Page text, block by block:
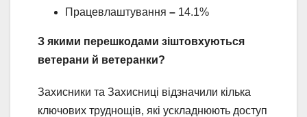
Працевлаштування – 14.1%
З якими перешкодами зіштовхуються
ветерани й ветеранки?
Захисники та Захисниці відзначили кілька
ключових труднощів, які ускладнюють доступ